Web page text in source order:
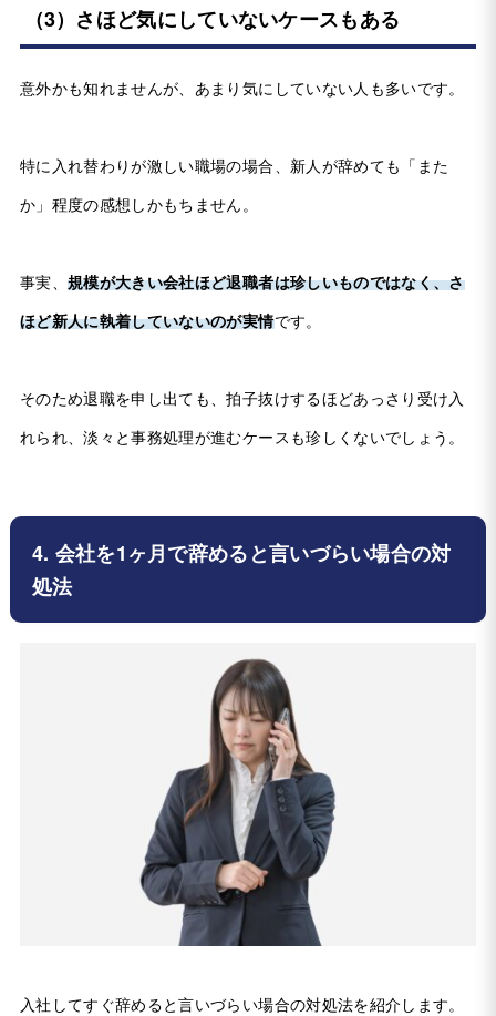
（3）さほど気にしていないケースもある
意外かも知れませんが、あまり気にしていない人も多いです。
特に入れ替わりが激しい職場の場合、新人が辞めても「また
か」程度の感想しかもちません。
事実、 規模が大きい会社ほど退職者は珍しいものではなく、さ
ほど新人に執着していないのが実情です。
そのため退職を申し出ても、拍子抜けするほどあっさり受け入
れられ、淡々と事務処理が進むケースも珍しくないでしょう。
4. 会社を1ヶ月で辞めると言いづらい場合の対
処法
入社してすぐ辞めると言いづらい場合の対処法を紹介します。